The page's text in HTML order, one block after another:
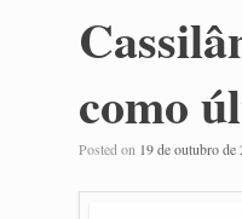
como
Posted on 19 de outubro